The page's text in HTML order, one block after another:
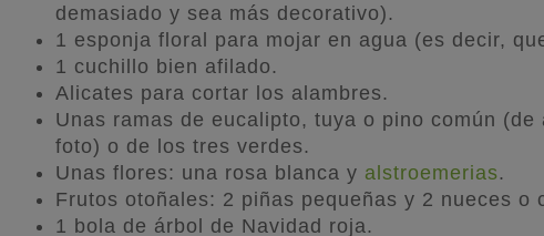
demasiado y sea más decorativo).
1 esponja floral para mojar en agua (es decir,
1 cuchillo bien afilado.
Alicates para cortar los alambres.
Unas ramas de eucalipto, tuya o pino común
foto) o de los tres verdes.
Unas flores: una rosa blanca y alstroemerias.
Frutos otoñales: 2 piñas pequeñas y 2 nueces o
1 bola de árbol de Navidad roja.